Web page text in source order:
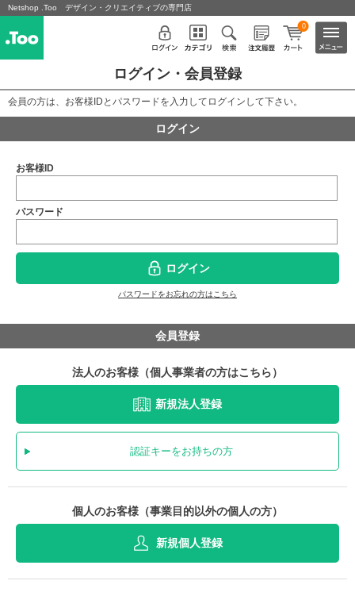
Netshop .Too デザイン・クリエイティブの専門店
0
ログイン・会員登録
会員の方は、お客様IDとパスワードを入力してログインして下さい。
ログイン
お客様ID
パスワード
ログイン
パスワードをお忘れの方はこちら
会員登録
法人のお客様（個人事業者の方はこちら）
新規法人登録
認証キーをお持ちの方
個人のお客様（事業目的以外の個人の方）
新規個人登録